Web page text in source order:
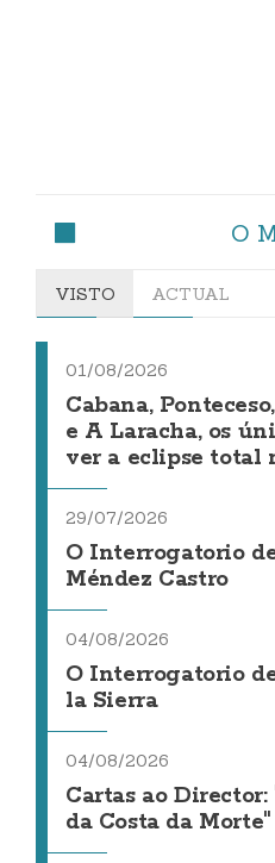
O
VISTO ACTUAL
01/08/2026
Cabana,
e A Laracha, os
ver a eclipse total
29/07/2026
O Interrogatorio
Méndez Castro
04/08/2026
O Interrogatorio
la Sierra
04/08/2026
Cartas ao
da Costa da Morte"